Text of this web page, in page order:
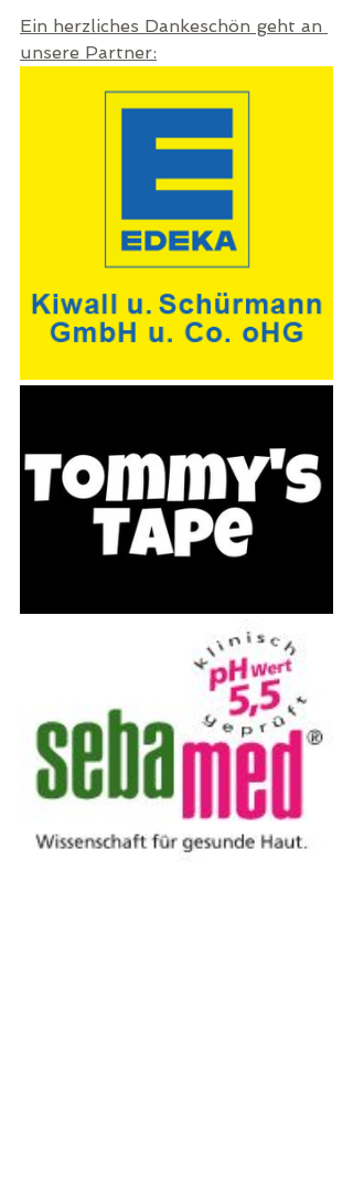
Ein herzliches Dankeschön geht an
unsere Partner: